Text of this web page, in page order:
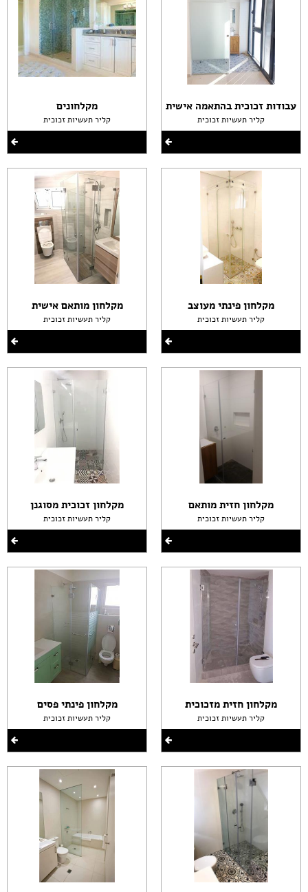
עבודות זכוכית בהתאמה אישית
קליר תעשיות זכוכית
מקלחון פינתי מעוצב
קליר תעשיות זכוכית
מקלחון חזית מותאם
קליר תעשיות זכוכית
מקלחון חזית מזכוכית
קליר תעשיות זכוכית
מקלחונים
קליר תעשיות זכוכית
מקלחון מותאם אישית
קליר תעשיות זכוכית
מקלחון זכוכית מסוגנן
קליר תעשיות זכוכית
מקלחון פינתי פסים
קליר תעשיות זכוכית